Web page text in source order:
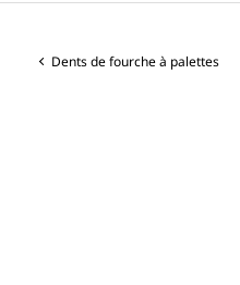
Dents de fourche à palettes